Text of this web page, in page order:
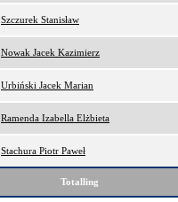
Szczurek Stanisław
Nowak Jacek Kazimierz
Urbiński Jacek Marian
Ramenda Izabella Elżbieta
Stachura Piotr Paweł
Totalling